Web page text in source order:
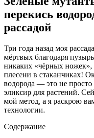
перекись
рассадой
Три года назад моя
мёртвых благодаря
никаких «чёрных ножек»,
плесени в стаканчиках!
водорода — это не
эликсир для растений.
мой метод, а я раскрою
технологии.
Содержание